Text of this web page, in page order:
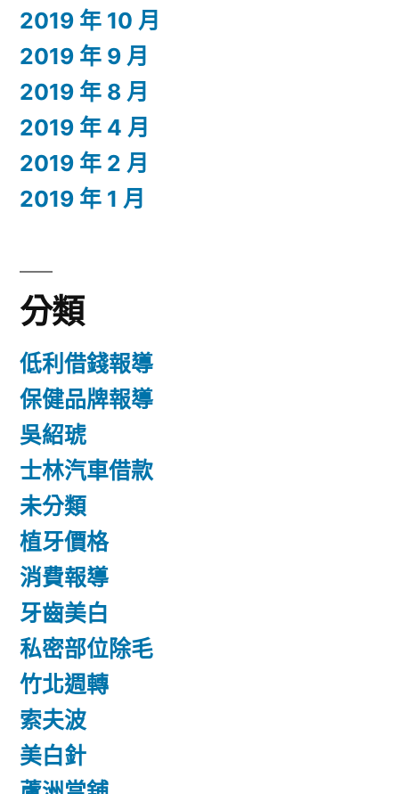
2019 年 10 月
2019 年 9 月
2019 年 8 月
2019 年 4 月
2019 年 2 月
2019 年 1 月
分類
低利借錢報導
保健品牌報導
吳紹琥
士林汽車借款
未分類
植牙價格
消費報導
牙齒美白
私密部位除毛
竹北週轉
索夫波
美白針